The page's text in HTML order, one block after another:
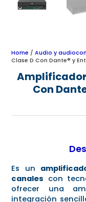
Home /Audio y
Clase D Con Dante® y
Amplificador
Con
Es un
canales con
ofrecer una
integración